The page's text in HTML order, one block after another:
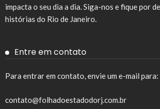
impacta o seu dia a dia. Siga-nos e fique por
histórias do Rio de Janeiro.
Entre em contato
Para entrar em contato, envie um e-mail para:
contato@folhadoestadodorj.com.br